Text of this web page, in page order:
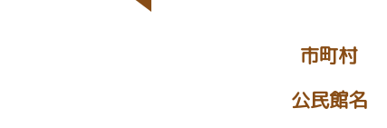
市町村
公民館名